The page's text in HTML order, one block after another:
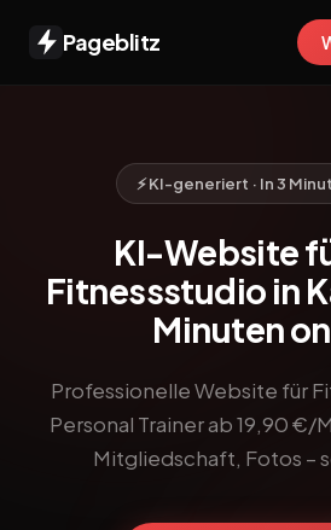
Pageblitz
⚡ KI-generiert · In 3
KI-Website
Fitnessstudio in
Minuten
Professionelle Website für
Personal Trainer ab 19,90 €/
Mitgliedschaft, Fotos –